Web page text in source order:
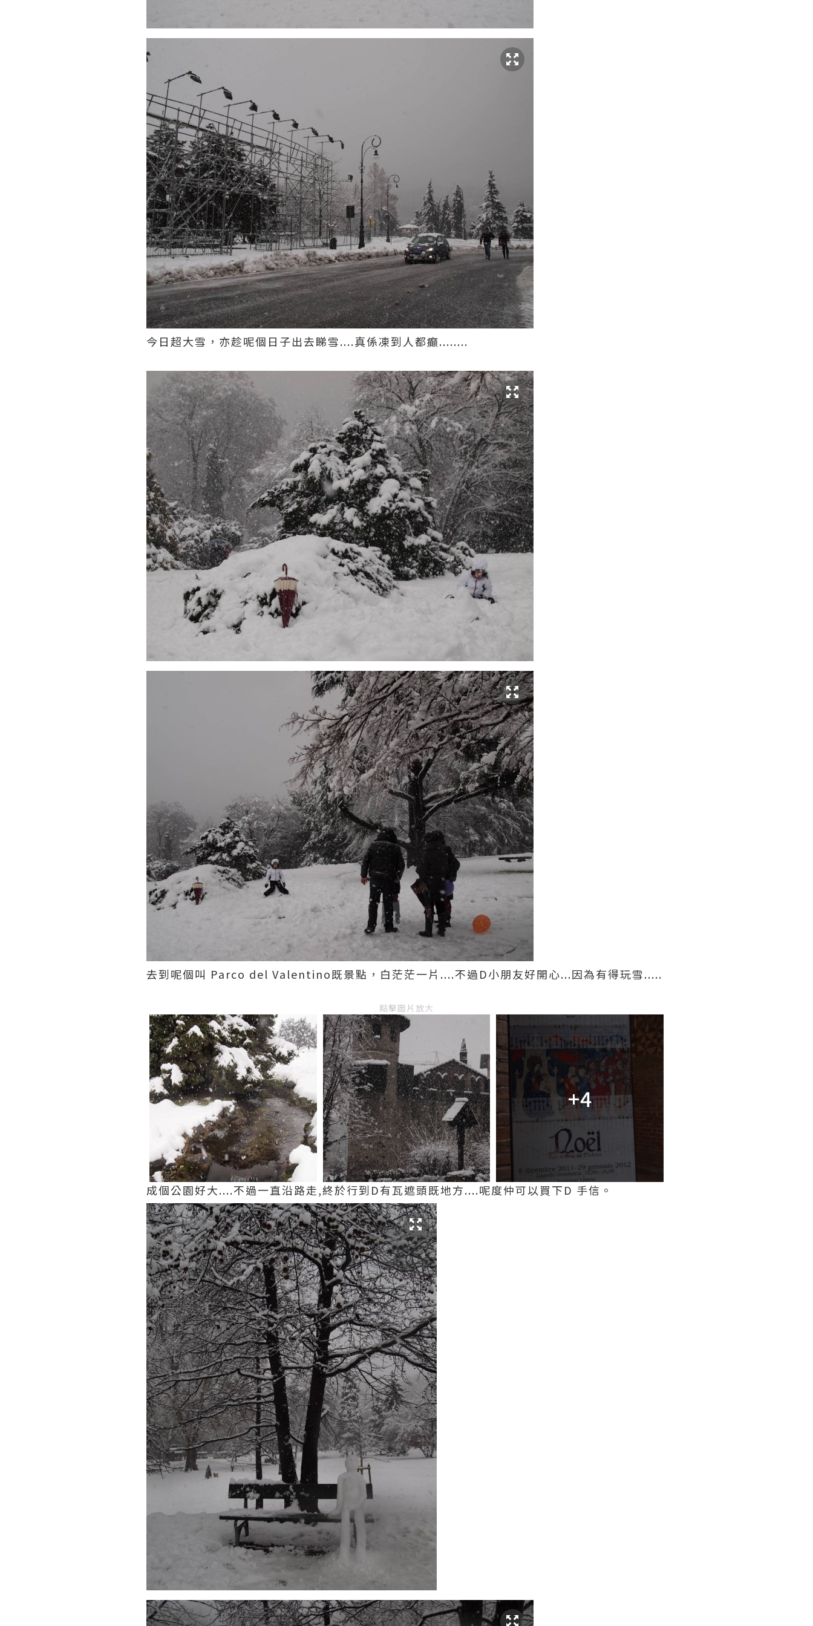
今日超大雪，亦趁呢個日子出去睇雪....真係凍到人都癲........
去到呢個叫 Parco del Valentino既景點，白茫茫一片....不過D小朋友好開心...因為有得玩雪.....
點擊圖片放大
+4
成個公園好大....不過一直沿路走,終於行到D有瓦遮頭既地方....呢度仲可以買下D 手信。